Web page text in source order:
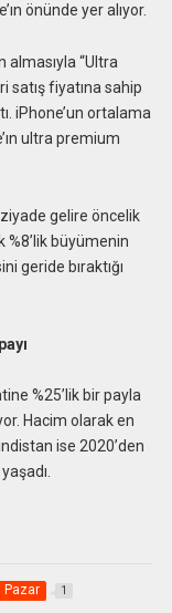
önünde yer alıyor.
almasıyla “Ultra
satış fiyatına sahip
iPhone’un ortalama
ultra premium
gelire öncelik
%8’lik büyümenin
geride bıraktığı
%25’lik bir payla
Hacim olarak en
ise 2020’den
Pazar 1